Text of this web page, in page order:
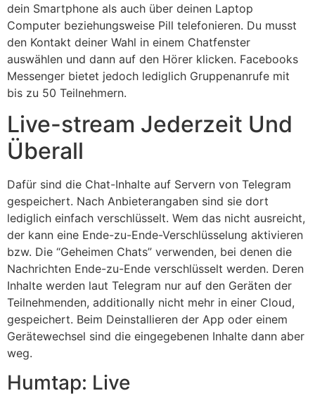
dein Smartphone als auch über deinen Laptop
Computer beziehungsweise Pill telefonieren. Du musst
den Kontakt deiner Wahl in einem Chatfenster
auswählen und dann auf den Hörer klicken. Facebooks
Messenger bietet jedoch lediglich Gruppenanrufe mit
bis zu 50 Teilnehmern.
Live-stream Jederzeit Und
Überall
Dafür sind die Chat-Inhalte auf Servern von Telegram
gespeichert. Nach Anbieterangaben sind sie dort
lediglich einfach verschlüsselt. Wem das nicht ausreicht,
der kann eine Ende-zu-Ende-Verschlüsselung aktivieren
bzw. Die “Geheimen Chats” verwenden, bei denen die
Nachrichten Ende-zu-Ende verschlüsselt werden. Deren
Inhalte werden laut Telegram nur auf den Geräten der
Teilnehmenden, additionally nicht mehr in einer Cloud,
gespeichert. Beim Deinstallieren der App oder einem
Gerätewechsel sind die eingegebenen Inhalte dann aber
weg.
Humtap: Live